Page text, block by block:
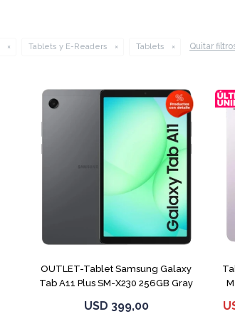
Tablets y E-Readers Tablets Quitar
OUTLET-Tablet Samsung Galaxy
Tab A11 Plus SM-X230 256GB Gray
USD 399,00